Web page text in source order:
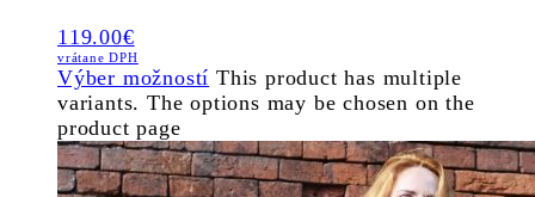
119.00€
vrátane DPH
Výber možností This product has multiple
variants. The options may be chosen on the
product page